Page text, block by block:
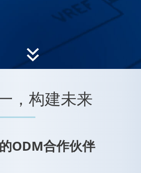
，构建未来
ODM合作伙伴